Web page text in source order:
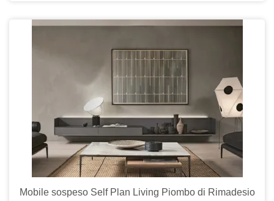
Mobile sospeso Self Plan Living Piombo di Rimadesio